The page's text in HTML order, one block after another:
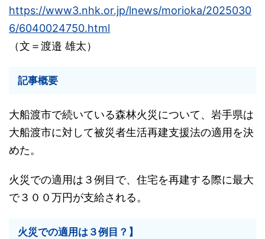
https://www3.nhk.or.jp/lnews/morioka/2025030
6/6040024750.html
（文＝渡邉 雄太）
記事概要
大船渡市で続いている森林火災について、岩手県は
大船渡市に対して被災者生活再建支援法の適用を決
めた。
火災での適用は３例目で、住宅を再建する際に最大
で３００万円が支給される。
火災での適用は３例目？】